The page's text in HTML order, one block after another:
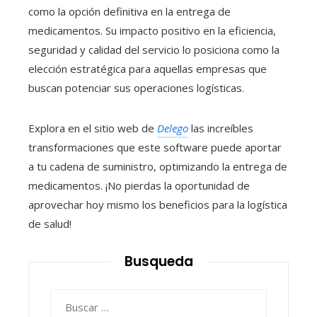
como la opción definitiva en la entrega de
medicamentos. Su impacto positivo en la eficiencia,
seguridad y calidad del servicio lo posiciona como la
elección estratégica para aquellas empresas que
buscan potenciar sus operaciones logísticas.
Explora en el sitio web de Delego las increíbles
transformaciones que este software puede aportar
a tu cadena de suministro, optimizando la entrega de
medicamentos. ¡No pierdas la oportunidad de
aprovechar hoy mismo los beneficios para la logística
de salud!
Busqueda